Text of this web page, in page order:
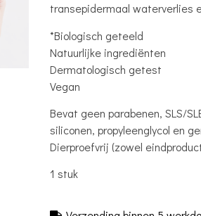
transepidermaal waterverlies
*Biologisch geteeld
Natuurlijke ingrediënten
Dermatologisch getest
Vegan
Bevat geen parabenen, SLS/
siliconen, propyleenglycol en
Dierproefvrij (zowel
1 stuk